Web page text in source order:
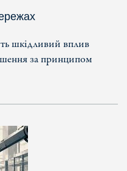
шкідливий вплив
за принципом